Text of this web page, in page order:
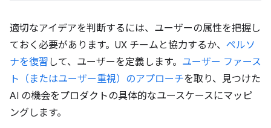
適切なアイデアを判断するには、ユーザーの属性を把握し
ておく必要があります。UX チームと協力するか、 ペルソ
ナを復習 して、ユーザーを定義します。 ユーザー ファース
ト（またはユーザー重視）のアプローチを取り、見つけた
AI の機会をプロダクトの具体的なユースケースにマッピ
ングします。